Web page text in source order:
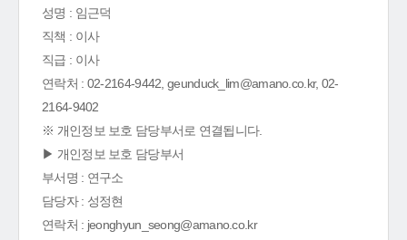
성명 : 임근덕
직책 : 이사
직급 : 이사
연락처 : 02-2164-9442, geunduck_lim@amano.co.kr, 02-
2164-9402
※ 개인정보 보호 담당부서로 연결됩니다.
▶ 개인정보 보호 담당부서
부서명 : 연구소
담당자 : 성정현
연락처 : jeonghyun_seong@amano.co.kr